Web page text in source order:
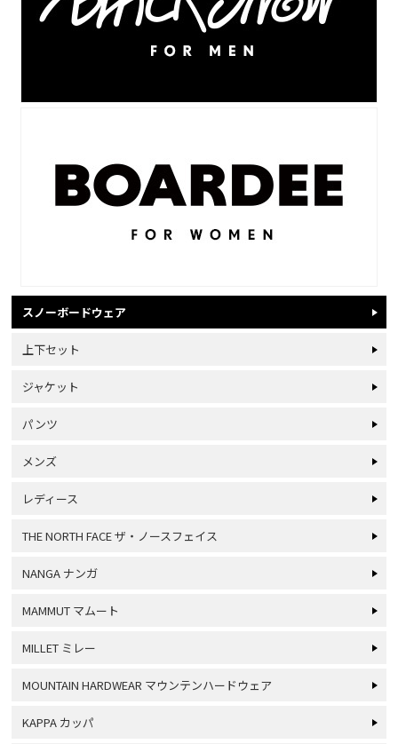
スノーボードウェア
上下セット
ジャケット
パンツ
メンズ
レディース
THE NORTH FACE ザ・ノースフェイス
NANGA ナンガ
MAMMUT マムート
MILLET ミレー
MOUNTAIN HARDWEAR マウンテンハードウェア
KAPPA カッパ